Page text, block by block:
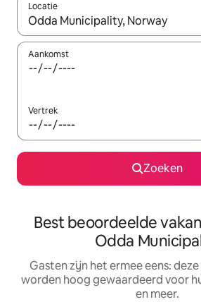
Locatie
Wanneer er suggesties beschikbaar
Aankomst
Vertrek
Zoeken
Best beoordeelde
Odda
Gasten zijn het ermee eens:
worden hoog gewaardeerd voor
en meer.